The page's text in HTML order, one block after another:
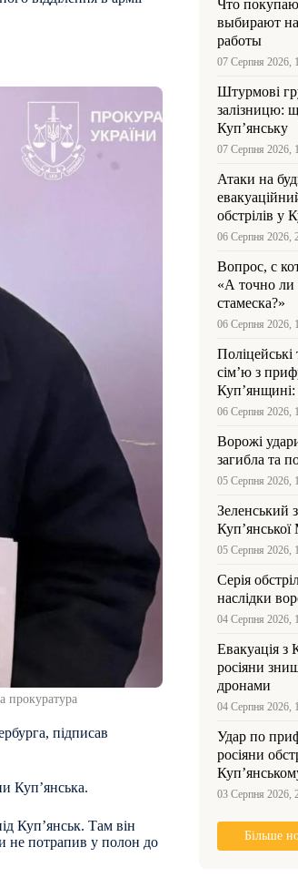
прокуратура
підписав
Купʼянська.
Куп’янськ. Там він
не потрапив у полон до
Что
выбирают
работы
07 Серпня 2026,
Штурмові
залізницю:
Куп’янську
07 Серпня 2026,
Атаки на
обстрілів у
06 Серпня 2026,
Вопрос, с
«А точно ли
стамеска?»
06 Серпня 2026,
сім’ю з
Куп’янщині:
06 Серпня 2026,
Ворожі
загибла та
05 Серпня 2026,
Зеленський
05 Серпня 2026,
Серія
наслідки
04 Серпня 2026,
Евакуація з
росіяни
дронами
04 Серпня 2026,
Удар по
росіяни
03 Серпня 2026,
Більше